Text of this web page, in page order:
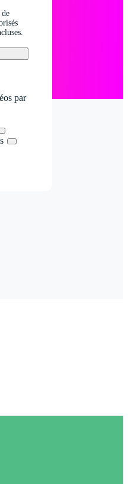
par